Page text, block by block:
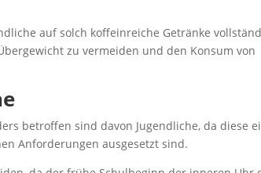
auf solch koffeinreiche Getränke
zu vermeiden und den Konsum von
betroffen sind davon Jugendliche, da diese
Anforderungen ausgesetzt sind.